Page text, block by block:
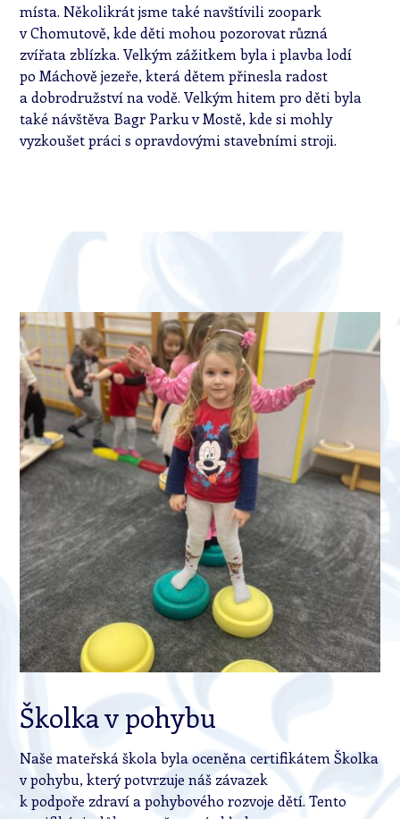
místa. Několikrát jsme také navštívili zoopark
v Chomutově, kde děti mohou pozorovat různá
zvířata zblízka. Velkým zážitkem byla i plavba lodí
po Máchově jezeře, která dětem přinesla radost
a dobrodružství na vodě. Velkým hitem pro děti byla
také návštěva Bagr Parku v Mostě, kde si mohly
vyzkoušet práci s opravdovými stavebními stroji.
Školka v pohybu
Naše mateřská škola byla oceněna certifikátem Školka
v pohybu, který potvrzuje náš závazek
k podpoře zdraví a pohybového rozvoje dětí. Tento